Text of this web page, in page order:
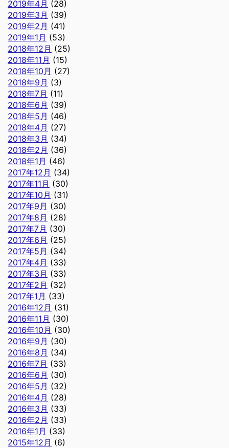
2019年4月 (28)
2019年3月 (39)
2019年2月 (41)
2019年1月 (53)
2018年12月 (25)
2018年11月 (15)
2018年10月 (27)
2018年9月 (3)
2018年7月 (11)
2018年6月 (39)
2018年5月 (46)
2018年4月 (27)
2018年3月 (34)
2018年2月 (36)
2018年1月 (46)
2017年12月 (34)
2017年11月 (30)
2017年10月 (31)
2017年9月 (30)
2017年8月 (28)
2017年7月 (30)
2017年6月 (25)
2017年5月 (34)
2017年4月 (33)
2017年3月 (33)
2017年2月 (32)
2017年1月 (33)
2016年12月 (31)
2016年11月 (30)
2016年10月 (30)
2016年9月 (30)
2016年8月 (34)
2016年7月 (33)
2016年6月 (30)
2016年5月 (32)
2016年4月 (28)
2016年3月 (33)
2016年2月 (33)
2016年1月 (33)
2015年12月 (6)